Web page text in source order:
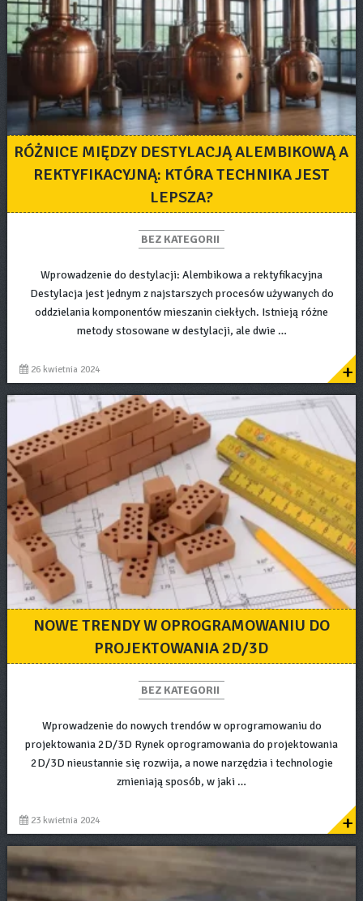
RÓŻNICE MIĘDZY DESTYLACJĄ ALEMBIKOWĄ A
REKTYFIKACYJNĄ: KTÓRA TECHNIKA JEST
LEPSZA?
BEZ KATEGORII
Wprowadzenie do destylacji: Alembikowa a rektyfikacyjna
Destylacja jest jednym z najstarszych procesów używanych do
oddzielania komponentów mieszanin ciekłych. Istnieją różne
metody stosowane w destylacji, ale dwie …
26 kwietnia 2024 +
NOWE TRENDY W OPROGRAMOWANIU DO
PROJEKTOWANIA 2D/3D
BEZ KATEGORII
Wprowadzenie do nowych trendów w oprogramowaniu do
projektowania 2D/3D Rynek oprogramowania do projektowania
2D/3D nieustannie się rozwija, a nowe narzędzia i technologie
zmieniają sposób, w jaki …
23 kwietnia 2024 +